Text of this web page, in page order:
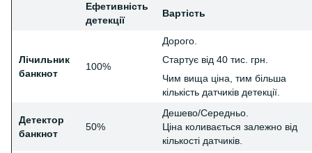
Ефетивність
детекції
Вартість
Лічильник
банкнот
100%
Дорого.
Стартує від 40 тис. грн.
Чим вища ціна, тим більша
кількість датчиків детекції.
Детектор
банкнот
50%
Дешево/Середньо.
Ціна коливається залежно від
кількості датчиків.